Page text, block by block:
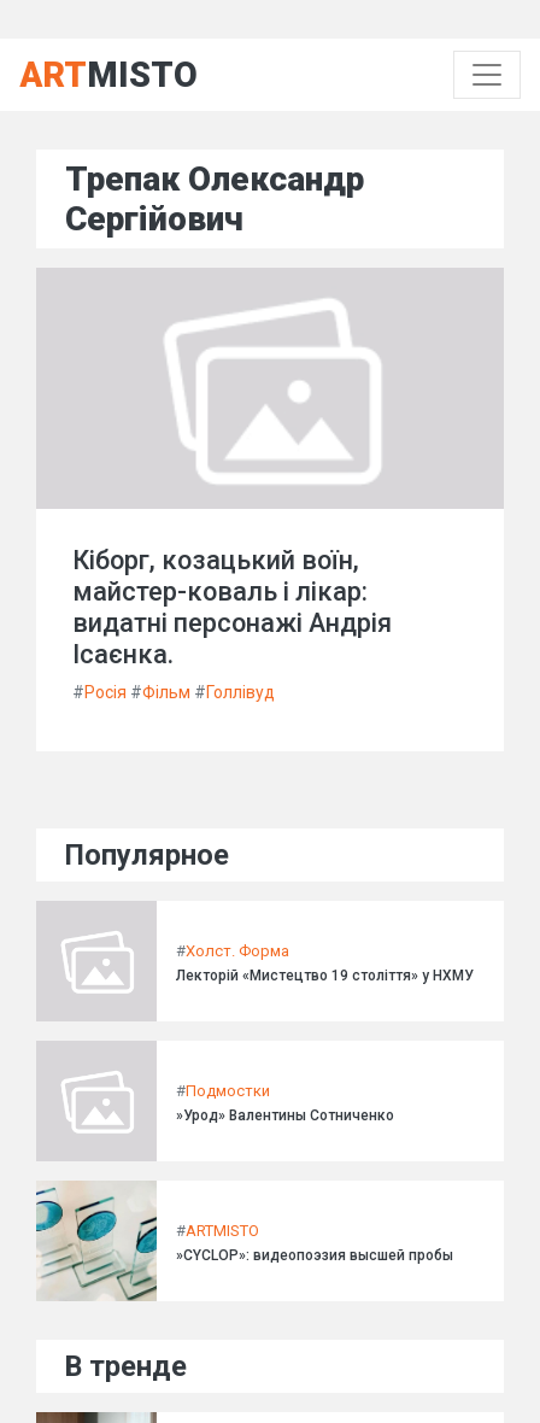
ARTMISTO
Трепак Олександр
Сергійович
Кіборг, козацький воїн,
майстер-коваль і лікар:
видатні персонажі Андрія
Ісаєнка.
#Росія #Фільм #Голлівуд
Популярное
#Холст. Форма
Лекторій «Мистецтво 19 століття» у НХМУ
#Подмостки
»Урод» Валентины Сотниченко
#ARTMISTO
»CYCLOP»: видеопоэзия высшей пробы
В тренде